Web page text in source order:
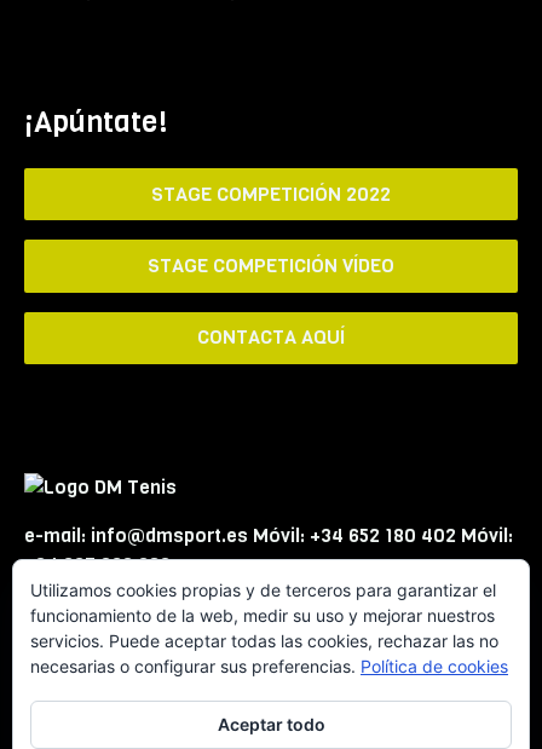
¡Apúntate!
STAGE COMPETICIÓN 2022
STAGE COMPETICIÓN VÍDEO
CONTACTA AQUÍ
e-mail: info@dmsport.es Móvil: +34 652 180 402 Móvil:
+34 667 863 623
Utilizamos cookies propias y de terceros para garantizar el
funcionamiento de la web, medir su uso y mejorar nuestros
servicios. Puede aceptar todas las cookies, rechazar las no
necesarias o configurar sus preferencias. Política de cookies
Aceptar todo